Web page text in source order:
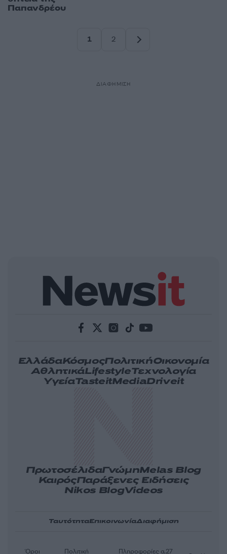
Παπανδρέου
1
2
ΔΙΑΦΗΜΙΣΗ
ΕλλάδαΚόσμοςΠολιτικήΟικονομία
ΑθλητικάLifestyleΤεχνολογία
ΥγείαTasteitMediaDriveit
ΠρωτοσέλιδαΓνώμηMelas Blog
ΚαιρόςΠαράξενες Ειδήσεις
Nikos BlogVideos
ΤαυτότηταΕπικοινωνίαΔιαφήμιση
Όροι Πολιτική Πληροφορίες α.27